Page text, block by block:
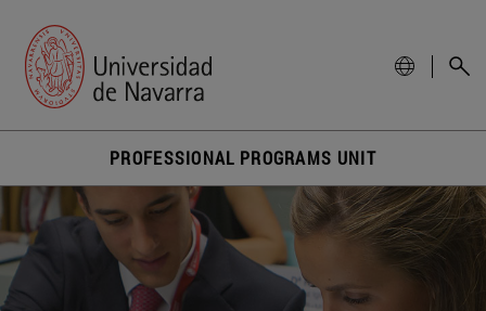
PROFESSIONAL PROGRAMS UNIT